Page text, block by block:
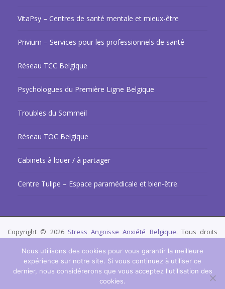
VitaPsy – Centres de santé mentale et mieux-être
Privium – Services pour les professionnels de santé
Réseau TCC Belgique
Psychologues du Première Ligne Belgique
Troubles du Sommeil
Réseau TOC Belgique
Cabinets à louer / à partager
Centre Tulipe – Espace paramédicale et bien-être.
Copyright © 2026 Stress Angoisse Anxiété Belgique. Tous droits
psychologues, psychotherapeutes et hypnotherapeutes.
RGPD - Politique de Protection de la Vie Privée
Nous utilisons des cookies pour vous garantir la meilleure
expérience sur notre site. Si vous continuez à utiliser ce
dernier, nous considérerons que vous acceptez l'utilisation des
cookies.